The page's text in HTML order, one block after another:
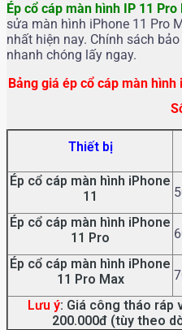
Ép cổ cáp màn hình IP 11 Pro
sửa màn hình iPhone 11 Pro
nhất hiện nay. Chính sách
nhanh chóng lấy ngay.
Bảng giá ép cổ cáp màn
Thiết bị
Ép cổ cáp màn hình iPhone
11
Ép cổ cáp màn hình iPhone
11 Pro
Ép cổ cáp màn hình iPhone
11 Pro Max
Lưu ý: Giá công tháo ráp
200.000đ (tùy theo